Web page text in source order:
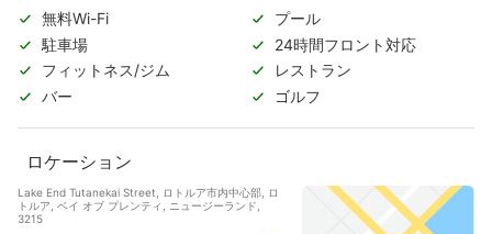
無料Wi-Fi
プール
駐車場
24時間フロント対応
フィットネス/ジム
レストラン
バー
ゴルフ
ロケーション
Lake End Tutanekai Street, ロトルア市内中心部, ロ
トルア, ベイ オブ プレンティ, ニュージーランド,
3215